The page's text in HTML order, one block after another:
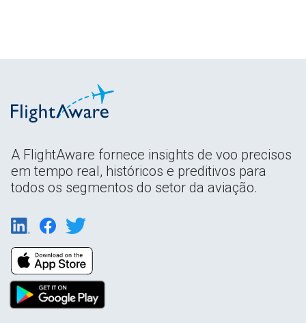
A FlightAware fornece insights de voo precisos
em tempo real, históricos e preditivos para
todos os segmentos do setor da aviação.